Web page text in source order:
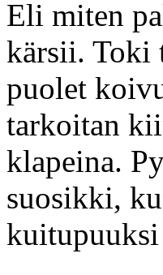
Eli miten
kärsii. Toki
puolet
tarkoitan
klapeina.
suosikki,